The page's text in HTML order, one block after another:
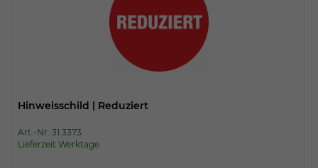
Hinweisschild | Reduziert
Art.-Nr. 31.3373
Lieferzeit Werktage